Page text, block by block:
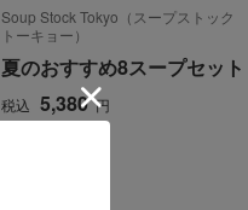
Soup Stock Tokyo（スープストック
トーキョー）
夏のおすすめ8スープセット
税込 5,380 円